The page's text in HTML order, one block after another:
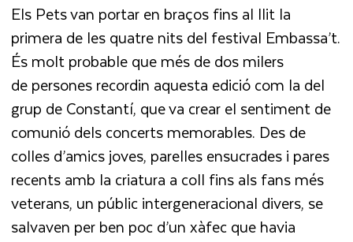
Els Pets van portar en braços fins al llit la
primera de les quatre nits del festival Embassa’t.
És molt probable que més de dos milers
de persones recordin aquesta edició com la del
grup de Constantí, que va crear el sentiment de
comunió dels concerts memorables. Des de
colles d’amics joves, parelles ensucrades i pares
recents amb la criatura a coll fins als fans més
veterans, un públic intergeneracional divers, se
salvaven per ben poc d’un xàfec que havia